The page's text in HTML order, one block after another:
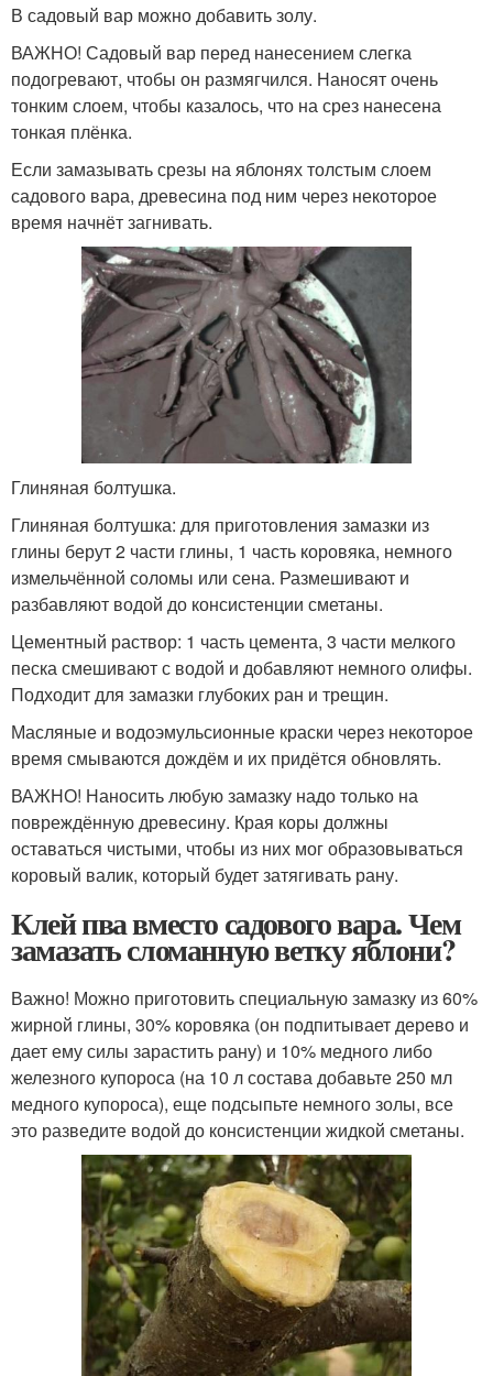
В садовый вар можно добавить золу.
ВАЖНО! Садовый вар перед нанесением слегка
подогревают, чтобы он размягчился. Наносят очень
тонким слоем, чтобы казалось, что на срез нанесена
тонкая плёнка.
Если замазывать срезы на яблонях толстым слоем
садового вара, древесина под ним через некоторое
время начнёт загнивать.
Глиняная болтушка.
Глиняная болтушка: для приготовления замазки из
глины берут 2 части глины, 1 часть коровяка, немного
измельчённой соломы или сена. Размешивают и
разбавляют водой до консистенции сметаны.
Цементный раствор: 1 часть цемента, 3 части мелкого
песка смешивают с водой и добавляют немного олифы.
Подходит для замазки глубоких ран и трещин.
Масляные и водоэмульсионные краски через некоторое
время смываются дождём и их придётся обновлять.
ВАЖНО! Наносить любую замазку надо только на
повреждённую древесину. Края коры должны
оставаться чистыми, чтобы из них мог образовываться
коровый валик, который будет затягивать рану.
Клей пва вместо садового вара. Чем
замазать сломанную ветку яблони?
Важно! Можно приготовить специальную замазку из 60%
жирной глины, 30% коровяка (он подпитывает дерево и
дает ему силы зарастить рану) и 10% медного либо
железного купороса (на 10 л состава добавьте 250 мл
медного купороса), еще подсыпьте немного золы, все
это разведите водой до консистенции жидкой сметаны.